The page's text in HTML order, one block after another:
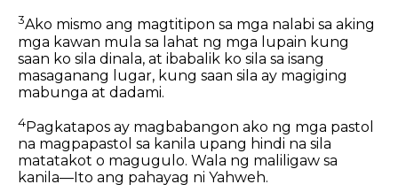
3Ako mismo ang magtitipon sa mga nalabi sa aking
mga kawan mula sa lahat ng mga lupain kung
saan ko sila dinala, at ibabalik ko sila sa isang
masaganang lugar, kung saan sila ay magiging
mabunga at dadami.
4Pagkatapos ay magbabangon ako ng mga pastol
na magpapastol sa kanila upang hindi na sila
matatakot o magugulo. Wala ng maliligaw sa
kanila—Ito ang pahayag ni Yahweh.